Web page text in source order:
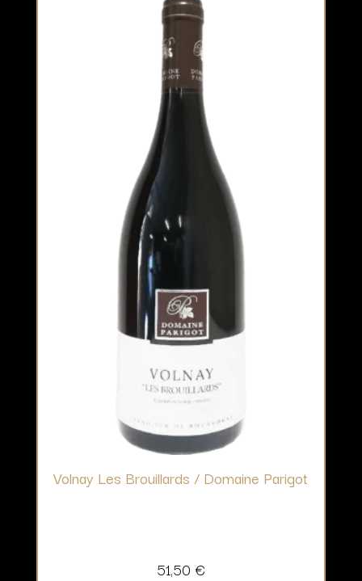
Volnay Les Brouillards / Domaine Parigot
51,50 €